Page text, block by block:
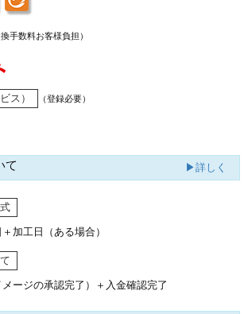
換手数料お客様負担）
ス） （登録必要）
て ▶詳しく
加工日（ある場合）
ージの承認完了） ＋入金確認完了